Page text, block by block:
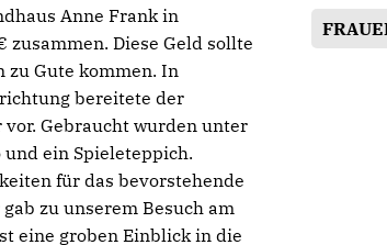
Anne Frank in
Diese Geld sollte
zu Gute kommen. In
bereitete der
Gebraucht wurden unter
ein Spieleteppich.
für das bevorstehende
zu unserem Besuch am
eine groben Einblick in die